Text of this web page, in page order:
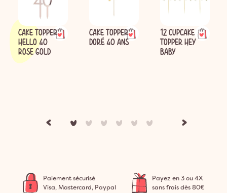
CAKE TOPPER
HELLO 40
ROSE GOLD
CAKE TOPPER
DORÉ 40 ANS
12 CUPCAKE
TOPPER HEY
BABY
Paiement sécurisé
Visa, Mastercard, Paypal
Payez en 3 ou 4X
sans frais dès 80€